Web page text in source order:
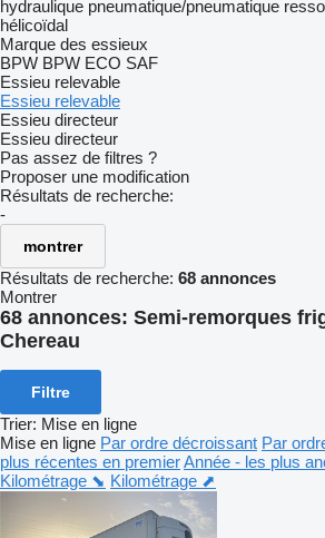
hydraulique pneumatique/pneumatique
hélicoïdal
Marque des essieux
BPW BPW ECO SAF
Essieu relevable
Essieu relevable
Essieu directeur
Essieu directeur
Pas assez de filtres ?
Proposer une modification
Résultats de recherche:
-
montrer
Résultats de recherche: 68 annonces
Montrer
68 annonces: Semi-remorques
Chereau
Filtre
Trier: Mise en ligne
Mise en ligne Par ordre décroissant Par
plus récentes en premierAnnée - les plus
Kilométrage ⬊ Kilométrage ⬈